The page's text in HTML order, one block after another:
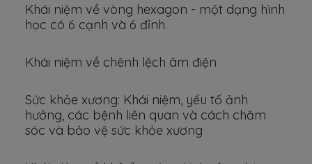
Khái niệm về vòng hexagon - một dạng hình
học có 6 cạnh và 6 đỉnh.
Khái niệm về chênh lệch âm điện
Sức khỏe xương: Khái niệm, yếu tố ảnh
hưởng, các bệnh liên quan và cách chăm
sóc và bảo vệ sức khỏe xương